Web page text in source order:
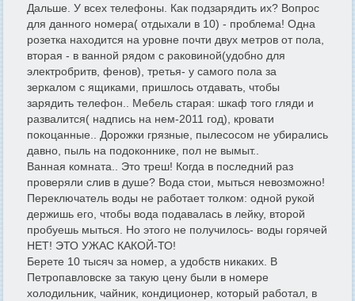
Дальше. У всех телефоны. Как подзарядить их? Вопрос
для данного номера( отдыхали в 10) - проблема! Одна
розетка находится на уровне почти двух метров от пола,
вторая - в ванной рядом с раковиной(удобно для
электробритв, фенов), третья- у самого пола за
зеркалом с ящиками, пришлось отдавать, чтобы
зарядить телефон.. Мебель старая: шкаф того гляди и
развалится( надпись на нем-2011 год), кровати
покоцанные.. Дорожки грязные, пылесосом не убирались
давно, пыль на подоконнике, пол не вымыт..
Ванная комната.. Это треш! Когда в последний раз
проверяли слив в душе? Вода стои, мыться невозможно!
Переключатель воды не работает толком: одной рукой
держишь его, чтобы вода подавалась в лейку, второй
пробуешь мыться. Но этого не получилось- воды горячей
НЕТ! ЭТО УЖАС КАКОЙ-ТО!
Берете 10 тысяч за номер, а удобств никаких. В
Петропавловске за такую цену были в номере
холодильник, чайник, кондиционер, который работал, в